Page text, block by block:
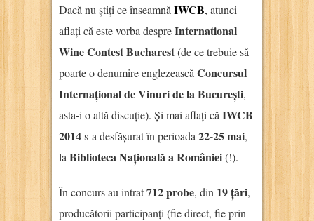
Dacă nu știți ce înseamnă IWCB, atunci
aflați că este vorba despreInternational
Wine Contest Bucharest(de ce trebuie să
poarte o denumire englezească Concursul
Internațional de Vinuri de la București,
asta-i o altă discuție). Și mai aflați că IWCB
2014s-a desfășurat în perioada 22-25 mai,
la Biblioteca Națională a României(!).
În concurs au intrat712 probe, din 19 țări,
producătorii participanți (fie direct, fie prin